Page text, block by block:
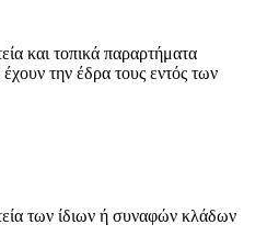
και τοπικά παραρτήματα
την έδρα τους εντός των
των ίδιων ή συναφών κλάδων